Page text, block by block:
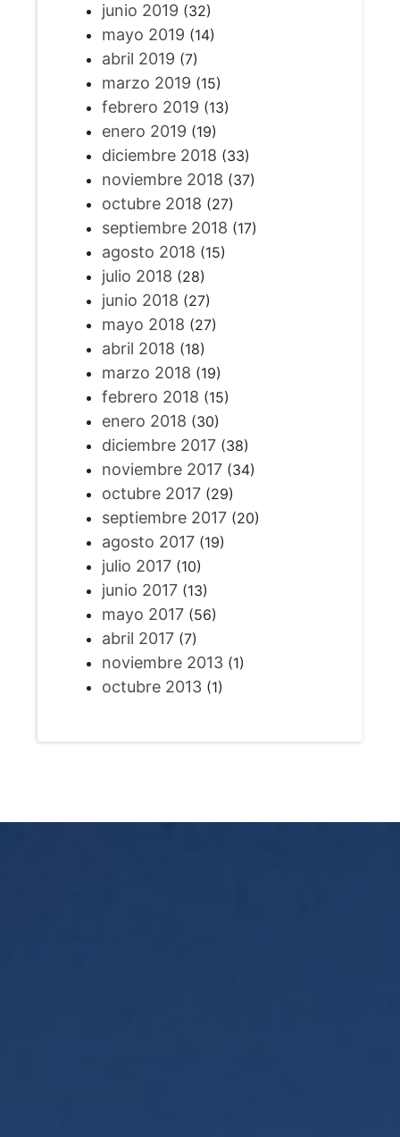
junio 2019 (32)
mayo 2019 (14)
abril 2019 (7)
marzo 2019 (15)
febrero 2019 (13)
enero 2019 (19)
diciembre 2018 (33)
noviembre 2018 (37)
octubre 2018 (27)
septiembre 2018 (17)
agosto 2018 (15)
julio 2018 (28)
junio 2018 (27)
mayo 2018 (27)
abril 2018 (18)
marzo 2018 (19)
febrero 2018 (15)
enero 2018 (30)
diciembre 2017(38)
noviembre 2017(34)
octubre 2017(29)
septiembre 2017(20)
agosto 2017(19)
julio 2017(10)
junio 2017(13)
mayo 2017(56)
abril 2017(7)
noviembre 2013(1)
octubre 2013(1)